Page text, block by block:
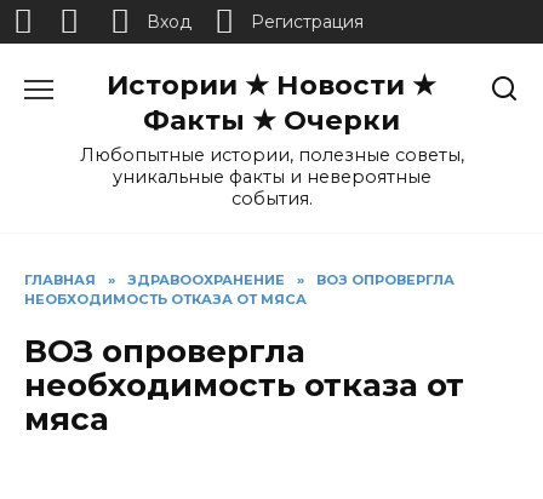
Истории ★ Новости ★
Факты ★ Очерки
Любопытные истории, полезные советы,
уникальные факты и невероятные
события.
ГЛАВНАЯ » ЗДРАВООХРАНЕНИЕ »
ВОЗ ОПРОВЕРГЛА
НЕОБХОДИМОСТЬ ОТКАЗА ОТ МЯСА
ВОЗ опровергла
необходимость отказа от
мяса
Вход Регистрация